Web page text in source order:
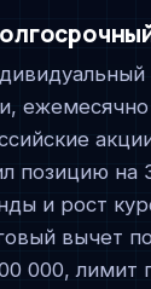
ежемесячно
позицию на
и рост
вычет
000,